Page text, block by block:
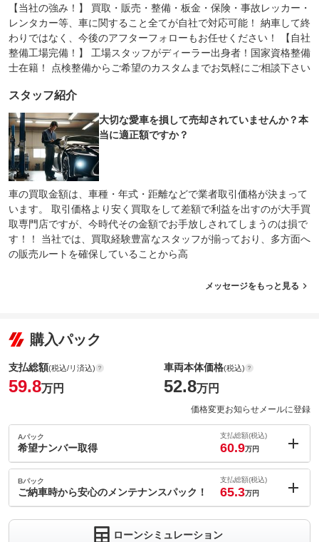
【当社の強み！】 買取・販売・整備・板金・保険・事故レッカー・
レンタカー等、車に関すること全てが自社で対応可能！ 納車して終
わりではなく、今後のアフターフォローもお任せください！ 【自社
整備工場完備！】 工場スタッフがディーラー出身者！国家資格整備
士在籍！ 点検整備からご希望のカスタムまでお気軽にご相談下さい
スタッフ紹介
大切な愛車を損して売却されていませんか？本
当に適正額ですか？
車の買取金額は、車種・年式・距離などで業者取引価格が決まって
います。 取引価格より安く買取をして差額で利益を出すのが大手買
取専門店ですが、今時代その金額でお手放しされてしまうのは損で
す！！ 当社では、買取経験豊富なスタッフが揃っており、多方面へ
の販売ルートを確保していることから高
メッセージをもっと見る
購入パック
支払総額(税込/リ済込)
59.8万円
車両本体価格(税込)
52.8万円
価格変更お知らせメールに登録
Aパック
希望ナンバー取得
支払総額(税込)
60.9万円
内：オプシ
ョン価格
(税込)
車両本体価
Bパック
ご納車時から安心のメンテナンスパック！
支払総額(税込)
65.3万円
5.5 万円
ローンシミュレーション